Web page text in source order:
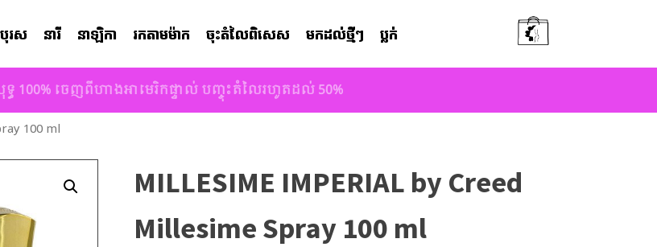
បុរស នារី នាឡិកា រកតាមម៉ាក ចុះតំលៃពិសេស មកដល់ថ្មីៗ ប្លក់
100% ចេញពីហាងអាមេរិកផ្ទាល់ បញ្ចុះតំលៃរហូតដល់ 50%
100 ml
MILLESIME IMPERIAL by Creed
Millesime Spray 100 ml